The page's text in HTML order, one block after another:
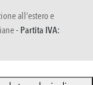
all’estero e
- Partita IVA: